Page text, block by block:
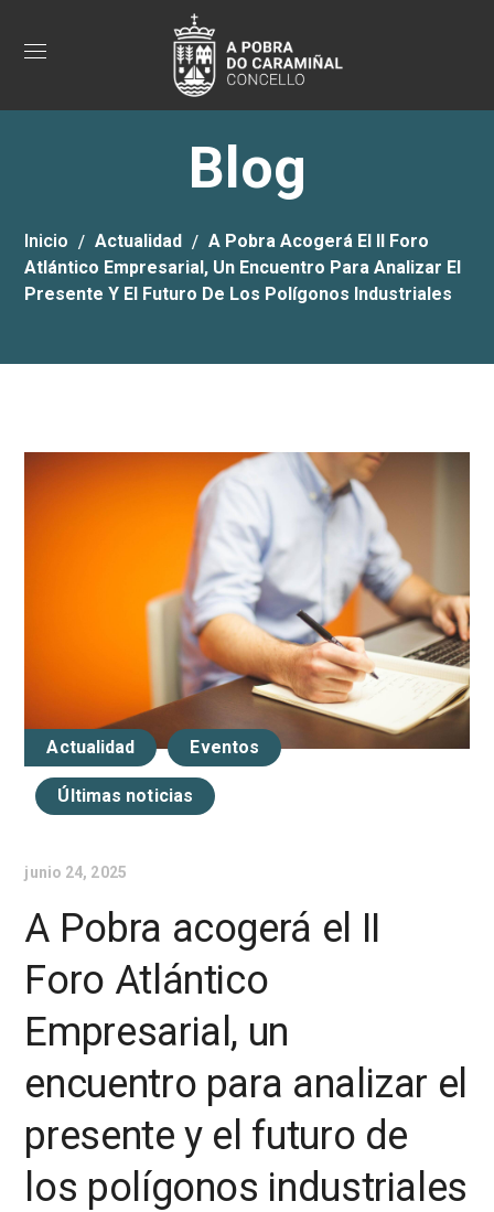
Blog
Inicio Actualidad
A Pobra Acogerá El II Foro
Atlántico Empresarial, Un Encuentro Para Analizar El
Presente Y El Futuro De Los Polígonos Industriales
Actualidad Eventos
Últimas noticias
junio 24, 2025
A Pobra acogerá el II
Foro Atlántico
Empresarial, un
encuentro para analizar el
presente y el futuro de
los polígonos industriales